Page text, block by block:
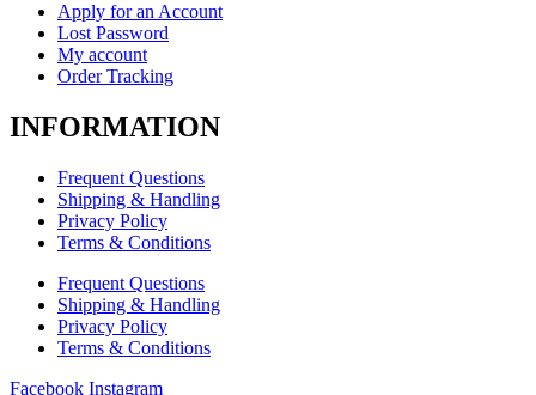
Apply for an Account
Lost Password
My account
Order Tracking
INFORMATION
Frequent Questions
Shipping & Handling
Privacy Policy
Terms & Conditions
Frequent Questions
Shipping & Handling
Privacy Policy
Terms & Conditions
Facebook Instagram